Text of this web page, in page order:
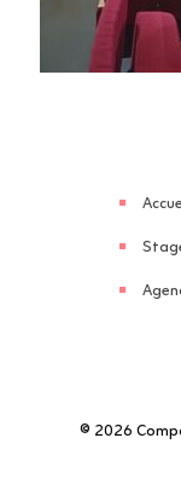
© 2026